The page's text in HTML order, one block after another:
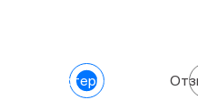
Характеристики